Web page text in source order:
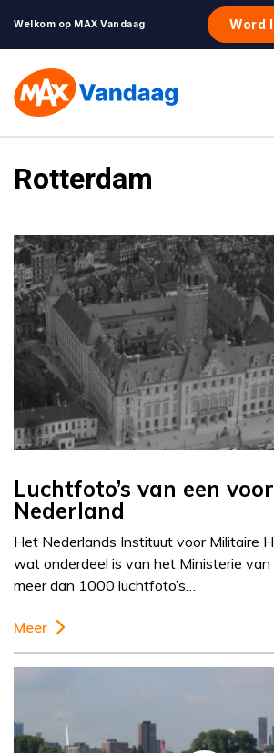
Welkom op MAX Vandaag Word
Rotterdam
Luchtfoto’s van een
Nederland
Het Nederlands Instituut voor Militaire
wat onderdeel is van het Ministerie
meer dan 1000 luchtfoto’s…
Meer